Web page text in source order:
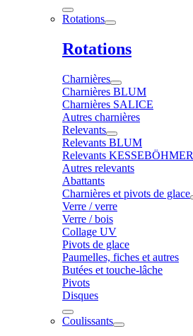
Rotations
Rotations
Charnières
Charnières BLUM
Charnières SALICE
Autres charnières
Relevants
Relevants BLUM
Relevants KESSEBÖHMER
Autres relevants
Abattants
Charnières et pivots de glace
Verre / verre
Verre / bois
Collage UV
Pivots de glace
Paumelles, fiches et autres
Butées et touche-lâche
Pivots
Disques
Coulissants